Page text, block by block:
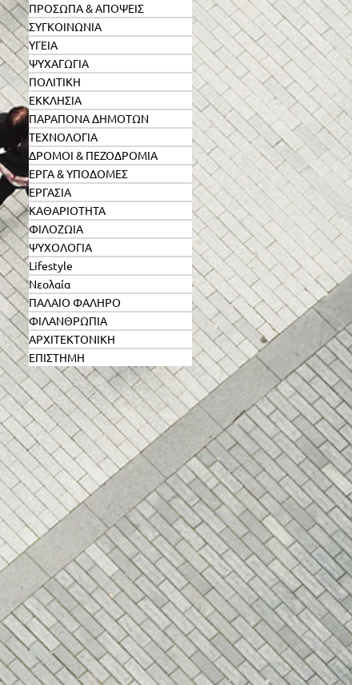
ΠΡΟΣΩΠΑ & ΑΠΟΨΕΙΣ
ΣΥΓΚΟΙΝΩΝΙΑ
ΥΓΕΙΑ
ΨΥΧΑΓΩΓΙΑ
ΠΟΛΙΤΙΚΗ
ΕΚΚΛΗΣΙΑ
ΠΑΡΑΠΟΝΑ ΔΗΜΟΤΩΝ
ΤΕΧΝΟΛΟΓΙΑ
ΔΡΟΜΟΙ & ΠΕΖΟΔΡΟΜΙΑ
ΕΡΓΑ & ΥΠΟΔΟΜΕΣ
ΕΡΓΑΣΙΑ
ΚΑΘΑΡΙΟΤΗΤΑ
ΦΙΛΟΖΩΙΑ
ΨΥΧΟΛΟΓΙΑ
Lifestyle
Νεολαία
ΠΑΛΑΙΟ ΦΑΛΗΡΟ
ΦΙΛΑΝΘΡΩΠΙΑ
ΑΡΧΙΤΕΚΤΟΝΙΚΗ
ΕΠΙΣΤΗΜΗ